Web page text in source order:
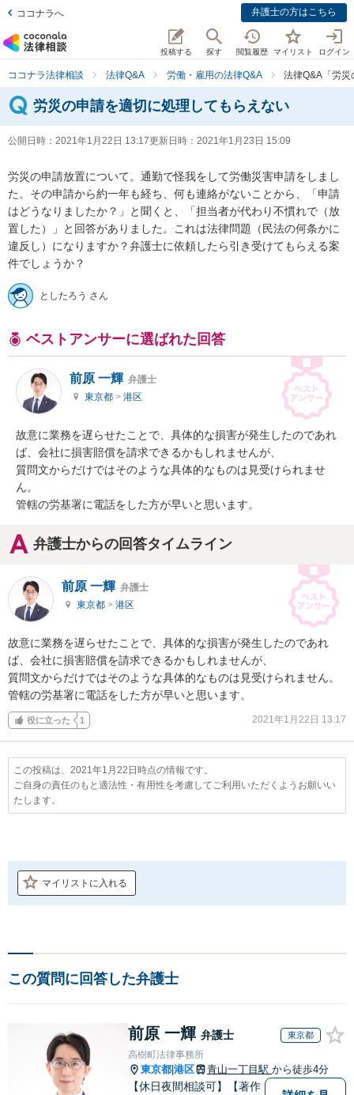
ココナラへ 弁護士の方はこちら
投稿する 探す 閲覧履歴 マイリスト ログイン
ココナラ法律相談 法律Q&A 労働・雇用の法律Q&A 法律Q&A「労
労災の申請を適切に処理してもらえない
公開日時： 2021年1月22日 13:17更新日時： 2021年1月23日 15:09
労災の申請放置について。通勤で怪我をして労働災害申請をしまし
た。その申請から約一年も経ち、何も連絡がないことから、「申請
はどうなりましたか？」と聞くと、「担当者が代わり不慣れで（放
置した）」と回答がありました。これは法律問題（民法の何条かに
違反し）になりますか？弁護士に依頼したら引き受けてもらえる案
件でしょうか？
としたろう さん
ベストアンサーに選ばれた回答
前原 一輝 弁護士
東京都 > 港区
故意に業務を遅らせたことで、具体的な損害が発生したのであれ
ば、会社に損害賠償を請求できるかもしれませんが、
質問文からだけではそのような具体的なものは見受けられませ
ん。
管轄の労基署に電話をした方が早いと思います。
弁護士からの回答タイムライン
前原 一輝 弁護士
東京都 > 港区
故意に業務を遅らせたことで、具体的な損害が発生したのであれ
ば、会社に損害賠償を請求できるかもしれませんが、
質問文からだけではそのような具体的なものは見受けられません。
管轄の労基署に電話をした方が早いと思います。
役に立った 1 2021年1月22日 13:17
この投稿は、2021年1月22日時点の情報です。
ご自身の責任のもと適法性・有用性を考慮してご利用いただくようお願いい
たします。
マイリストに入れる
この質問に回答した弁護士
前原 一輝 弁護士 東京都
高樹町法律事務所
東京都 港区 青山一丁目駅 から徒歩4分
【休日夜間相談可】【著作